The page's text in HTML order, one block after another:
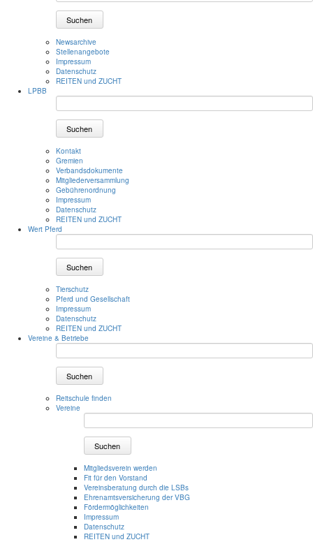
Suchen
Newsarchive
Stellenangebote
Impressum
Datenschutz
REITEN und ZUCHT
LPBB
Suchen
Kontakt
Gremien
Verbandsdokumente
Mitgliederversammlung
Gebührenordnung
Impressum
Datenschutz
REITEN und ZUCHT
Wert Pferd
Suchen
Tierschutz
Pferd und Gesellschaft
Impressum
Datenschutz
REITEN und ZUCHT
Vereine & Betriebe
Suchen
Reitschule finden
Vereine
Suchen
Mitgliedsverein werden
Fit für den Vorstand
Vereinsberatung durch die LSBs
Ehrenamtsversicherung der VBG
Fördermöglichkeiten
Impressum
Datenschutz
REITEN und ZUCHT